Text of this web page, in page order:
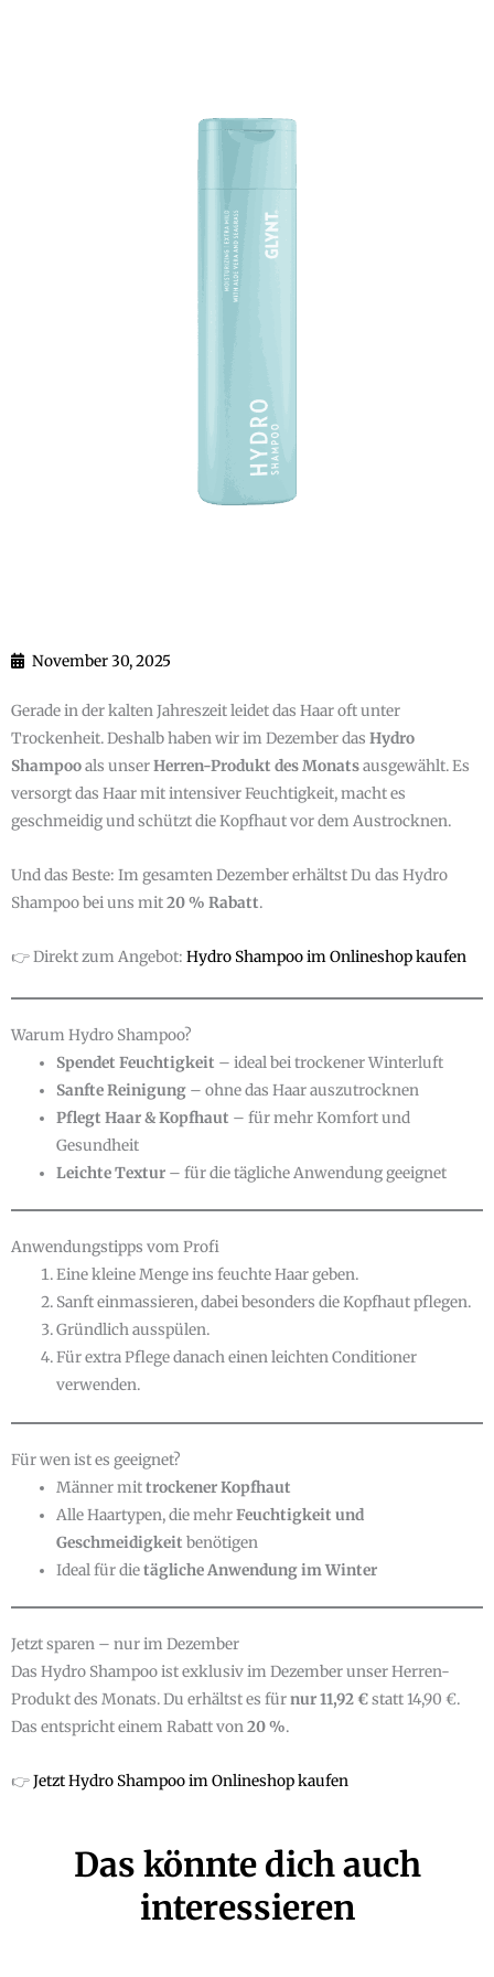
November 30, 2025
Gerade in der kalten Jahreszeit leidet das Haar oft unter
Trockenheit. Deshalb haben wir im Dezember das Hydro
Shampooals unserHerren-Produkt des Monatsausgewählt. Es
versorgt das Haar mit intensiver Feuchtigkeit, macht es
geschmeidig und schützt die Kopfhaut vor dem Austrocknen.
Und das Beste: Im gesamten Dezember erhältst Du das Hydro
Shampoo bei uns mit20 % Rabatt.
👉 Direkt zum Angebot: Hydro Shampoo im Onlineshop kaufen
Warum Hydro Shampoo?
Spendet Feuchtigkeit – ideal bei trockener Winterluft
Sanfte Reinigung – ohne das Haar auszutrocknen
Pflegt Haar & Kopfhaut – für mehr Komfort und
Gesundheit
Leichte Textur – für die tägliche Anwendung geeignet
Anwendungstipps vom Profi
Eine kleine Menge ins feuchte Haar geben.
Sanft einmassieren, dabei besonders die Kopfhaut pflegen.
Gründlich ausspülen.
Für extra Pflege danach einen leichten Conditioner
verwenden.
Für wen ist es geeignet?
Männer mittrockener Kopfhaut
Alle Haartypen, die mehrFeuchtigkeit und
Geschmeidigkeit benötigen
Ideal für dietägliche Anwendung im Winter
Jetzt sparen – nur im Dezember
Das Hydro Shampoo ist exklusiv im Dezember unser Herren-
Produkt des Monats. Du erhältst es fürnur 11,92 €statt 14,90 €.
Das entspricht einem Rabatt von20 %.
👉Jetzt Hydro Shampoo im Onlineshop kaufen
Das könnte dich auch
interessieren